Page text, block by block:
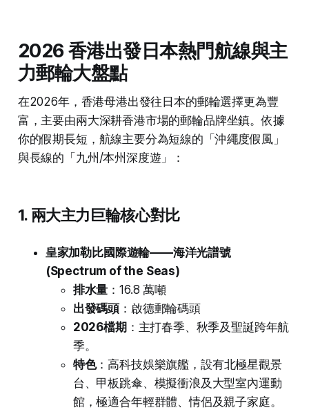
2026 香港出發日本熱門航線與主
力郵輪大盤點
在2026年，香港母港出發往日本的郵輪選擇更為豐
富，主要由兩大深耕香港市場的郵輪品牌坐鎮。依據
你的假期長短，航線主要分為短線的「沖繩度假風」
與長線的「九州/本州深度遊」：
1. 兩大主力巨輪核心對比
皇家加勒比國際遊輪——海洋光譜號
(Spectrum of the Seas)
排水量 ：16.8 萬噸
出發碼頭：啟德郵輪碼頭
2026檔期 ：主打春季、秋季及聖誕跨年航
季。
特色：高科技娛樂旗艦，設有北極星觀景
台、甲板跳傘、模擬衝浪及大型室內運動
館，極適合年輕群體、情侶及親子家庭。